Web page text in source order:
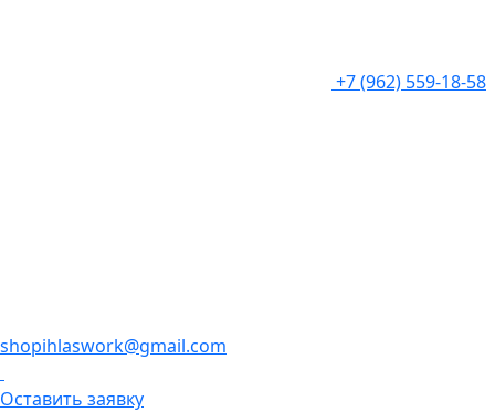
+7 (962) 559-18-58
shopihlaswork@gmail.com
Оставить заявку